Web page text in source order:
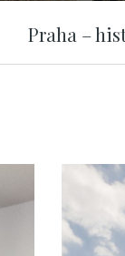
Praha –